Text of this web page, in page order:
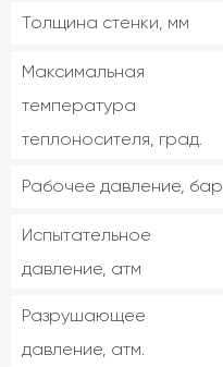
Толщина стенки, мм
Максимальная
температура
теплоносителя, град.
Рабочее давление, бар
Испытательное
давление, атм
Разрушающее
давление, атм.